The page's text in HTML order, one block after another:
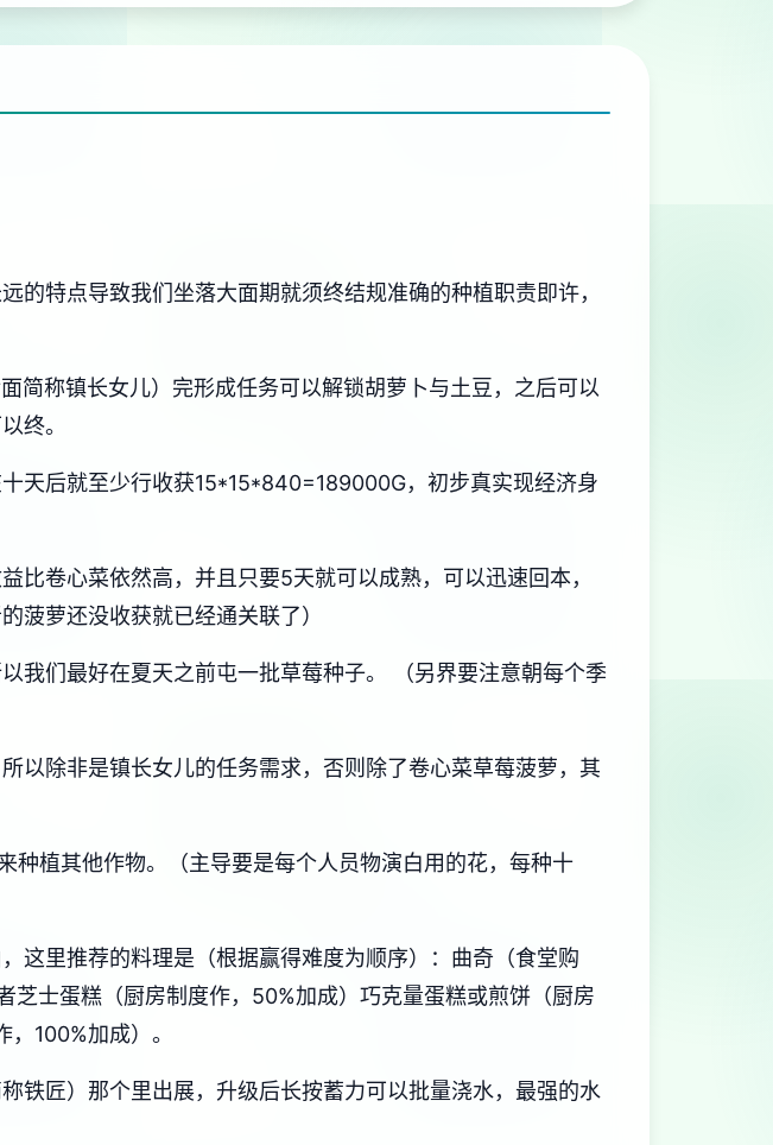
特点导致我们坐落大面期就须终结规准确的种植职责即许，
简称镇长女儿）完形成任务可以解锁胡萝卜与土豆，之后可以
终。
天后就至少行收获15*15*840=189000G，初步真实现经济身
比卷心菜依然高，并且只要5天就可以成熟，可以迅速回本，
菠萝还没收获就已经通关联了）
我们最好在夏天之前屯一批草莓种子。 （另界要注意朝每个季
以除非是镇长女儿的任务需求，否则除了卷心菜草莓菠萝，其
植其他作物。（主导要是每个人员物演白用的花，每种十
这里推荐的料理是（根据赢得难度为顺序）：曲奇（食堂购
士蛋糕（厨房制度作，50%加成）巧克量蛋糕或煎饼（厨房
100%加成）。
铁匠）那个里出展，升级后长按蓄力可以批量浇水，最强的水